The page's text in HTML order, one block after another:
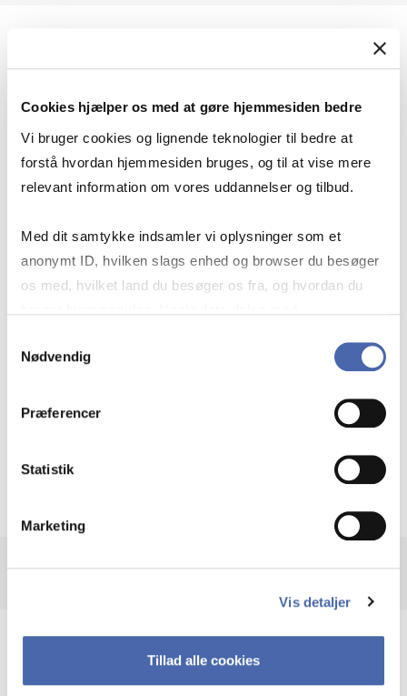
Cookies hjælper os med at gøre hjemmesiden bedre
Vi bruger cookies og lignende teknologier til bedre at
forstå hvordan hjemmesiden bruges, og til at vise mere
relevant information om vores uddannelser og tilbud.
Med dit samtykke indsamler vi oplysninger som et
anonymt ID, hvilken slags enhed og browser du besøger
os med, hvilket land du besøger os fra, og hvordan du
markedsføring. Du bestemmer selv - og kan altid trække
Nødvendig
Præferencer
Statistik
Marketing
Vis detaljer
Tillad alle cookies
Geopolitik og businesssikkerhed
navigerer man som virksomhed?
Krigen i Ukraine